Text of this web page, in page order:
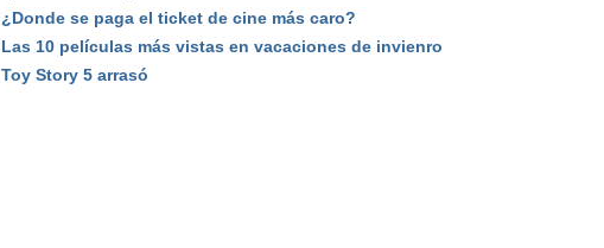
¿Donde se paga el ticket de cine más caro?
Las 10 películas más vistas en vacaciones de invienro
Toy Story 5 arrasó